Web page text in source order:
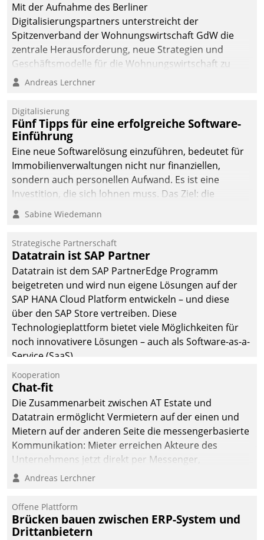
Mit der Aufnahme des Berliner
Digitalisierungspartners unterstreicht der
Spitzenverband der Wohnungswirtschaft GdW die
zentrale Herausforderung, neue Strategien und
Geschäftsmodelle für die Wohnungswirtschaft zu
entwickeln.
Andreas Lerchner
Digitalisierung
Fünf Tipps für eine erfolgreiche Software-
Einführung
Eine neue Softwarelösung einzuführen, bedeutet für
Immobilienverwaltungen nicht nur finanziellen,
sondern auch personellen Aufwand. Es ist eine
Investition, die sich lohnen muss. Das Ziel: die
nachhaltige Optimierung der Geschäftsabläufe. Damit
dieses Ziel erreicht wird, sollten einige Grundregeln
Sabine Wiedemann
Strategische Partnerschaft
Datatrain ist SAP Partner
Datatrain ist dem SAP PartnerEdge Programm
beigetreten und wird nun eigene Lösungen auf der
SAP HANA Cloud Platform entwickeln – und diese
über den SAP Store vertreiben. Diese
Technologieplattform bietet viele Möglichkeiten für
noch innovativere Lösungen – auch als Software-as-a-
Service (SaaS).
Kooperation
Chat-fit
Die Zusammenarbeit zwischen AT Estate und
Datatrain ermöglicht Vermietern auf der einen und
Mietern auf der anderen Seite die messengerbasierte
Kommunikation: Mieter erreichen Akteure des
Unternehmens jetzt direkt per Messenger,
Mitarbeiter oder Dienstleister empfangen oder
Andreas Lerchner
Offene Plattform
Brücken bauen zwischen ERP-System und
Drittanbietern